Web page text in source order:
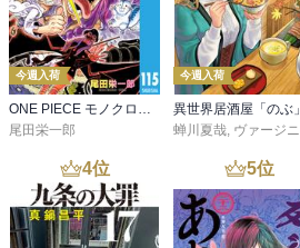
今週入荷
ONE PIECE モノクロ版 115
尾田栄一郎
今週入荷
蝉川夏哉, ヴァージニア二等兵
4位 5位